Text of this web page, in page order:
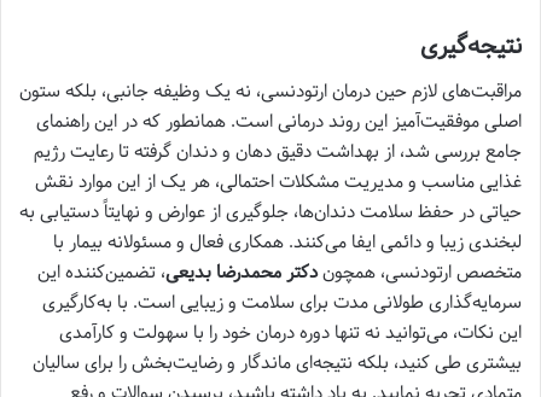
نتیجه‌گیری
مراقبت‌های لازم حین درمان ارتودنسی، نه یک وظیفه جانبی، بلکه ستون
اصلی موفقیت‌آمیز این روند درمانی است. همانطور که در این راهنمای
جامع بررسی شد، از بهداشت دقیق دهان و دندان گرفته تا رعایت رژیم
غذایی مناسب و مدیریت مشکلات احتمالی، هر یک از این موارد نقش
حیاتی در حفظ سلامت دندان‌ها، جلوگیری از عوارض و نهایتاً دستیابی به
لبخندی زیبا و دائمی ایفا می‌کنند. همکاری فعال و مسئولانه بیمار با
متخصص ارتودنسی، همچوندکتر محمدرضا بدیعی، تضمین‌کننده این
سرمایه‌گذاری طولانی مدت برای سلامت و زیبایی است. با به‌کارگیری
این نکات، می‌توانید نه تنها دوره درمان خود را با سهولت و کارآمدی
بیشتری طی کنید، بلکه نتیجه‌ای ماندگار و رضایت‌بخش را برای سالیان